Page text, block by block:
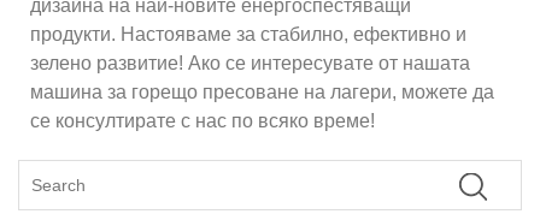
дизайна на най-новите енергоспестяващи
продукти. Настояваме за стабилно, ефективно и
зелено развитие! Ако се интересувате от нашата
машина за горещо пресоване на лагери, можете да
се консултирате с нас по всяко време!